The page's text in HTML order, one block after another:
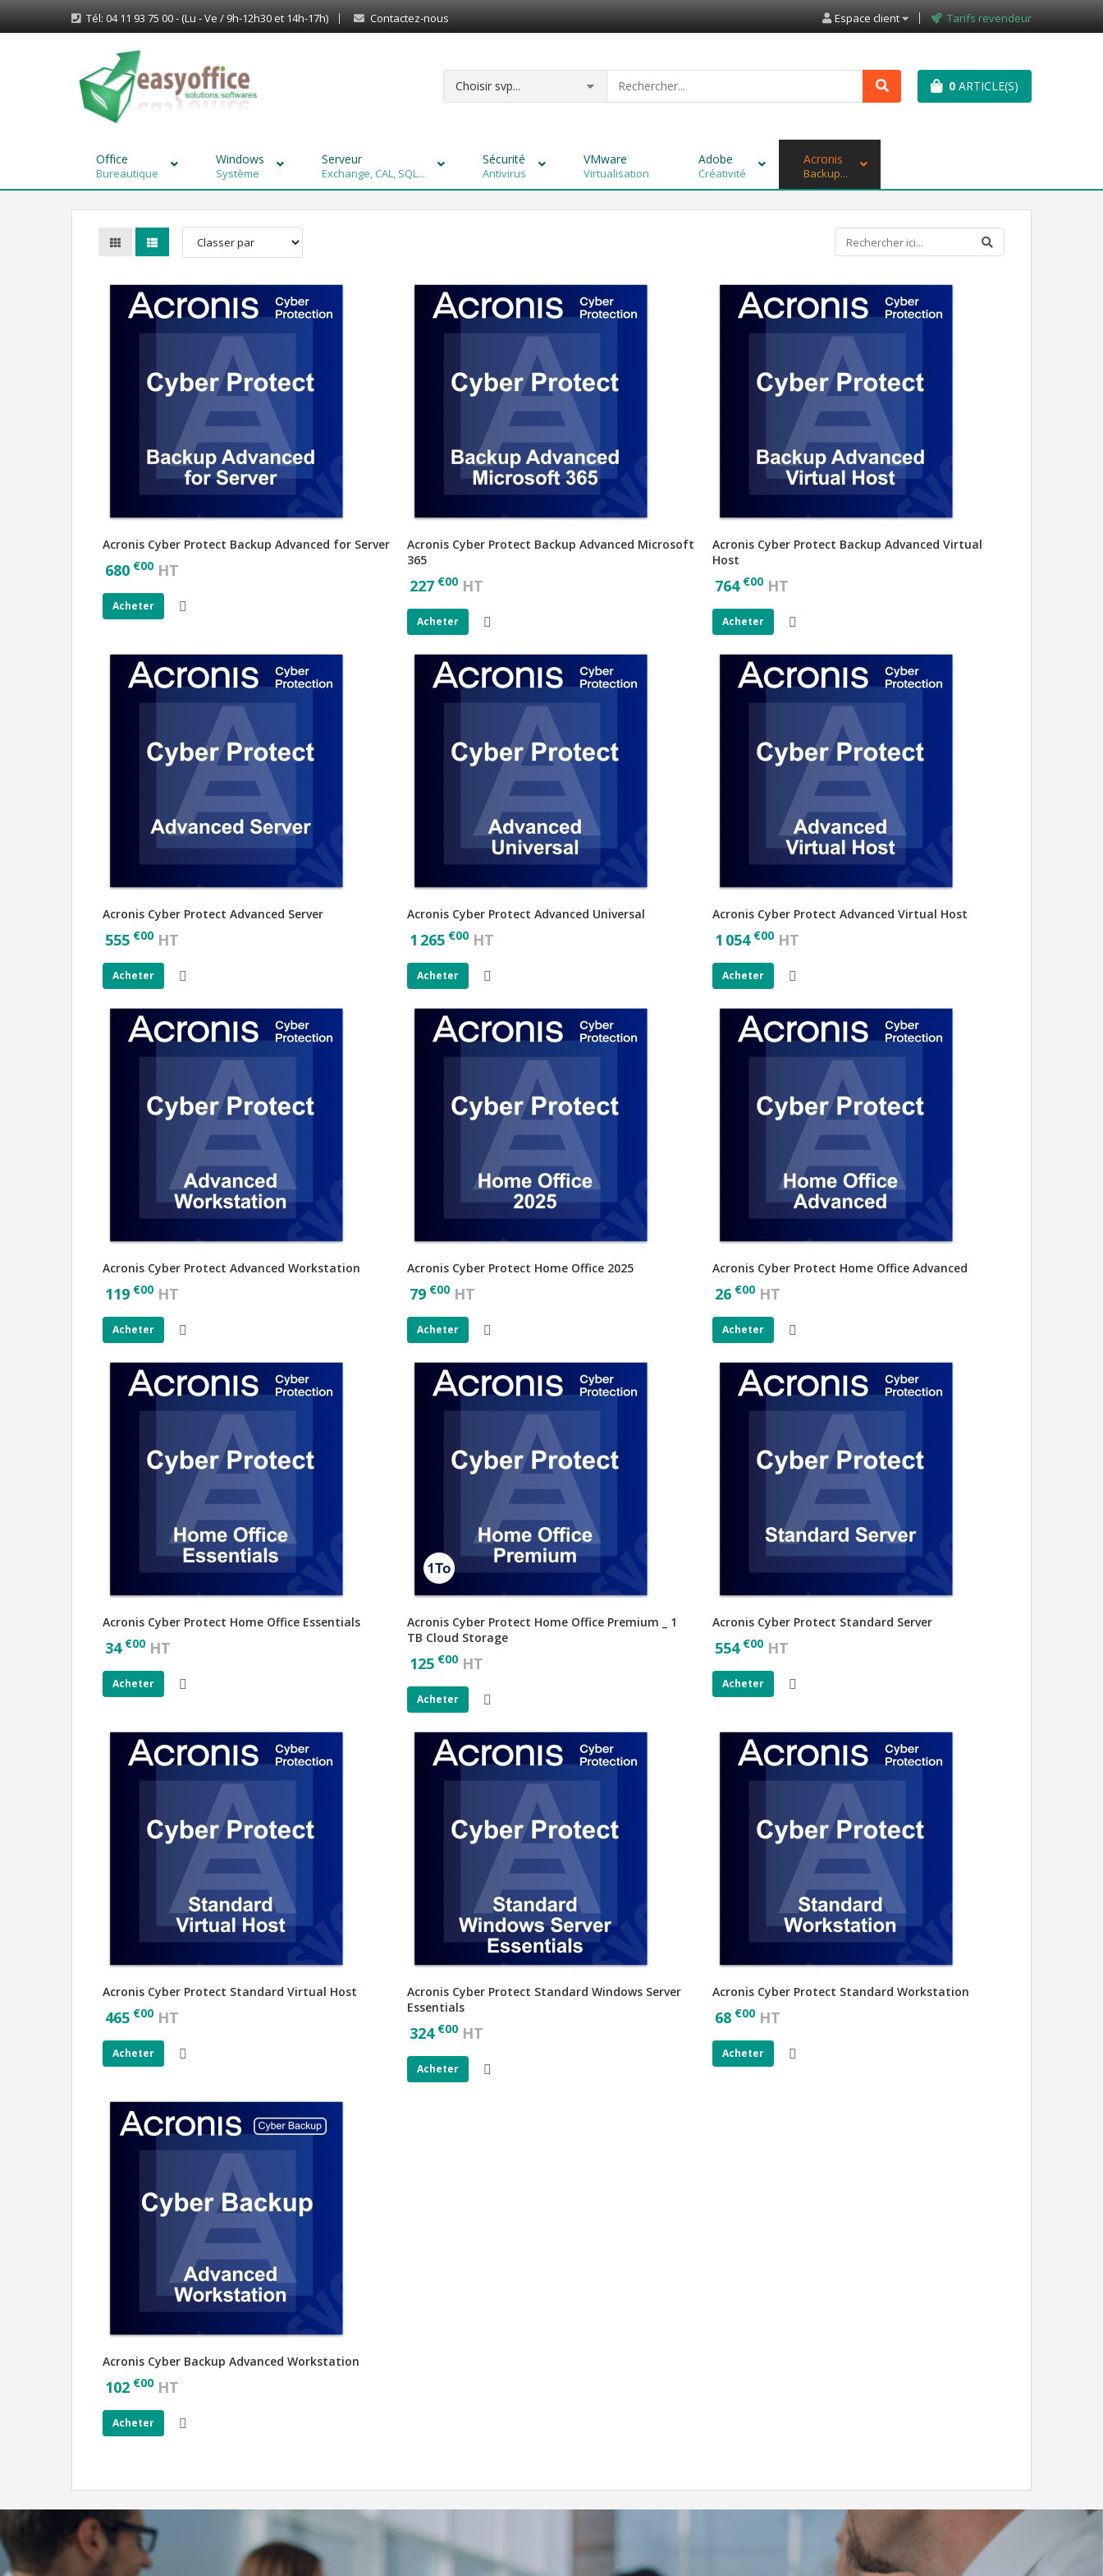
Tél: 04 11 93 75 00 - (Lu - Ve / 9h-12h30 et 14h-17h) Contactez-nous Espace client Tarifs revendeur
0 ARTICLE(S)
Office
Bureautique
Windows
Système
Serveur
Exchange, CAL, SQL...
Sécurité
Antivirus
VMware
Virtualisation
Adobe
Créativité
Acronis
Backup...
Acronis Cyber Protect Backup Advanced for Server
680 €00 HT
Acheter
Acronis Cyber Protect Backup Advanced Microsoft
365
227 €00 HT
Acheter
Acronis Cyber Protect Backup Advanced Virtual
Host
764 €00HT
Acheter
Acronis Cyber Protect Advanced Server
555 €00 HT
Acheter
Acronis Cyber Protect Advanced Universal
1 265 €00 HT
Acheter
Acronis Cyber Protect Advanced Virtual Host
1 054 €00HT
Acheter
Acronis Cyber Protect Advanced Workstation
119 €00 HT
Acheter
Acronis Cyber Protect Home Office 2025
79 €00 HT
Acheter
Acronis Cyber Protect Home Office Advanced
26 €00HT
Acheter
Acronis Cyber Protect Home Office Essentials
34 €00 HT
Acheter
Acronis Cyber Protect Home Office Premium _ 1
TB Cloud Storage
125 €00 HT
Acheter
Acronis Cyber Protect Standard Server
554 €00HT
Acheter
Acronis Cyber Protect Standard Virtual Host
465 €00 HT
Acheter
Acronis Cyber Protect Standard Windows Server
Essentials
324 €00 HT
Acheter
Acronis Cyber Protect Standard Workstation
68€00HT
Acheter
Acronis Cyber Backup Advanced Workstation
102 €00 HT
Acheter